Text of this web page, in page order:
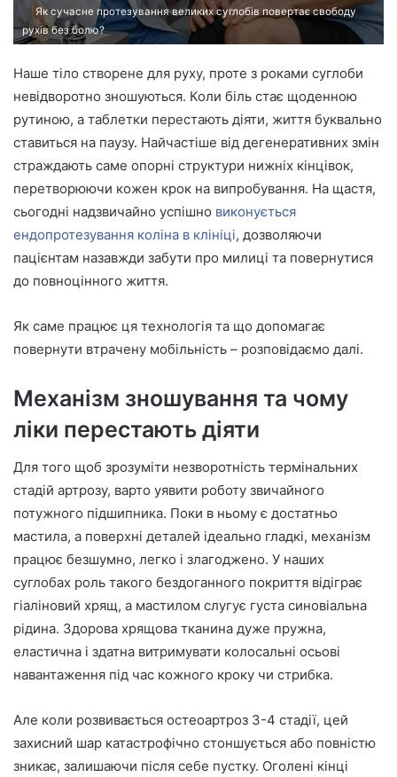
Як сучасне протезування великих суглобів повертає свободу
рухів без болю?
Наше тіло створене для руху, проте з роками суглоби
невідворотно зношуються. Коли біль стає щоденною
рутиною, а таблетки перестають діяти, життя буквально
ставиться на паузу. Найчастіше від дегенеративних змін
страждають саме опорні структури нижніх кінцівок,
перетворюючи кожен крок на випробування. На щастя,
сьогодні надзвичайно успішно виконується
ендопротезування коліна в клініці, дозволяючи
пацієнтам назавжди забути про милиці та повернутися
до повноцінного життя.
Як саме працює ця технологія та що допомагає
повернути втрачену мобільність – розповідаємо далі.
Механізм зношування та чому
ліки перестають діяти
Для того щоб зрозуміти незворотність термінальних
стадій артрозу, варто уявити роботу звичайного
потужного підшипника. Поки в ньому є достатньо
мастила, а поверхні деталей ідеально гладкі, механізм
працює безшумно, легко і злагоджено. У наших
суглобах роль такого бездоганного покриття відіграє
гіаліновий хрящ, а мастилом слугує густа синовіальна
рідина. Здорова хрящова тканина дуже пружна,
еластична і здатна витримувати колосальні осьові
навантаження під час кожного кроку чи стрибка.
Але коли розвивається остеоартроз 3-4 стадії, цей
захисний шар катастрофічно стоншується або повністю
зникає, залишаючи після себе пустку. Оголені кінці